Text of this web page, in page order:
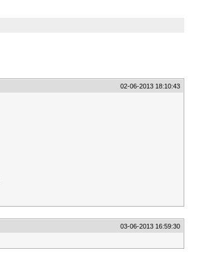
02-06-2013 18:10:43
03-06-2013 16:59:30